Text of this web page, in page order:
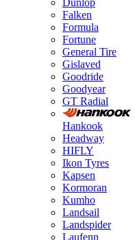
Dunlop
Falken
Formula
Fortune
General Tire
Gislaved
Goodride
Goodyear
GT Radial
Hankook
Headway
HIFLY
Ikon Tyres
Kapsen
Kormoran
Kumho
Landsail
Landspider
Laufenn